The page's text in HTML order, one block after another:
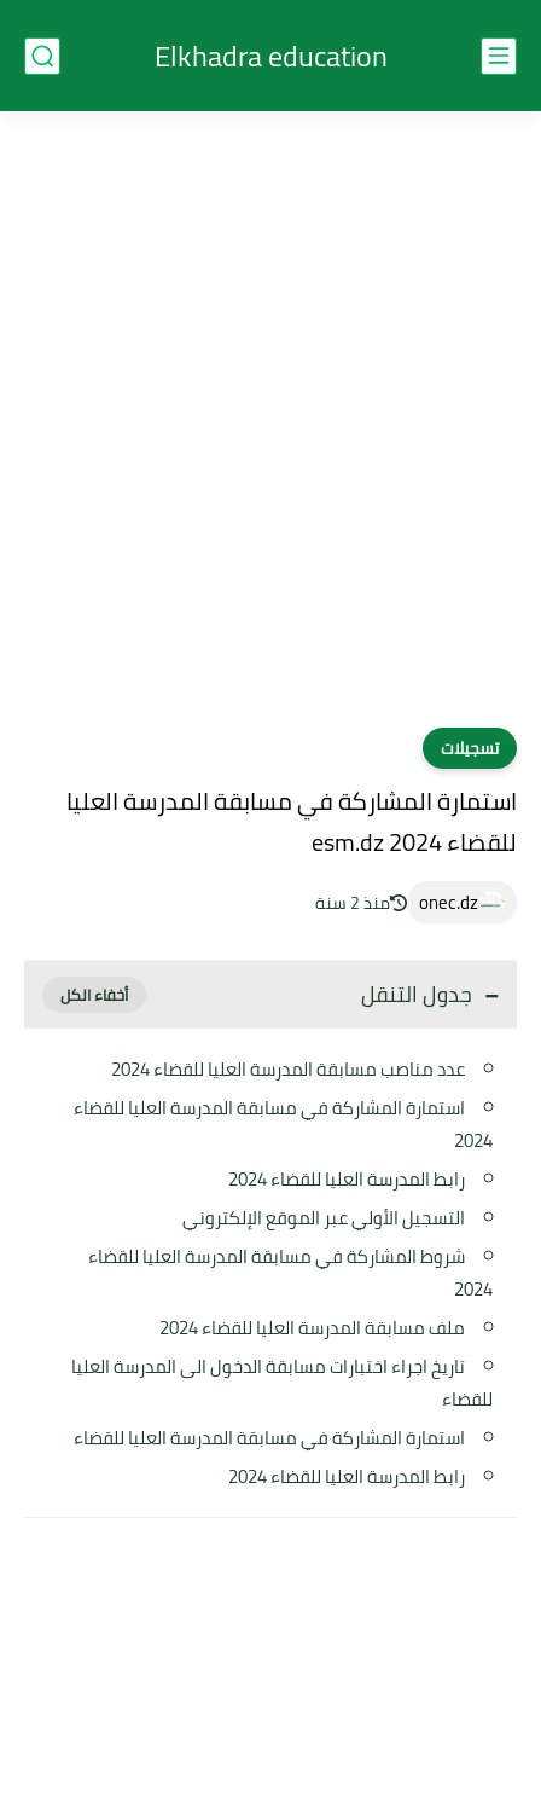
Elkhadra education
تسجيلات
استمارة المشاركة في مسابقة المدرسة العليا
للقضاء 2024 esm.dz
onec.dz منذ 2 سنة
جدول التنقل
عدد مناصب مسابقة المدرسة العليا للقضاء 2024
استمارة المشاركة في مسابقة المدرسة العليا للقضاء
2024
رابط المدرسة العليا للقضاء 2024
التسجيل الأولي عبر الموقع الإلكتروني
شروط المشاركة في مسابقة المدرسة العليا للقضاء
2024
ملف مسابقة المدرسة العليا للقضاء 2024
تاريخ اجراء اختبارات مسابقة الدخول الى المدرسة العليا
للقضاء
استمارة المشاركة في مسابقة المدرسة العليا للقضاء
رابط المدرسة العليا للقضاء 2024